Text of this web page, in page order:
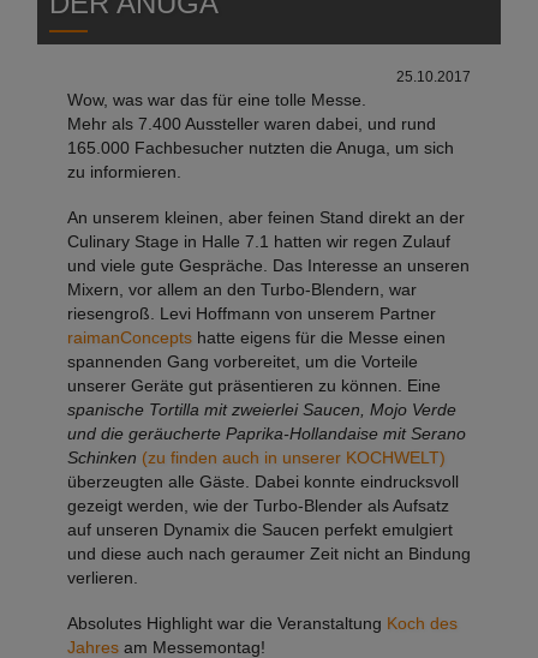
25.10.2017
Wow, was war das für eine tolle Messe.
Mehr als 7.400 Aussteller waren dabei, und rund
165.000 Fachbesucher nutzten die Anuga, um sich
zu informieren.
An unserem kleinen, aber feinen Stand direkt an der
Culinary Stage in Halle 7.1 hatten wir regen Zulauf
und viele gute Gespräche. Das Interesse an unseren
Mixern, vor allem an den Turbo-Blendern, war
riesengroß. Levi Hoffmann von unserem Partner
raimanConceptshatte eigens für die Messe einen
spannenden Gang vorbereitet, um die Vorteile
unserer Geräte gut präsentieren zu können. Eine
spanische Tortilla mit zweierlei Saucen, Mojo Verde
und die geräucherte Paprika-Hollandaise mit Serano
Schinken (zu finden auch in unserer KOCHWELT)
überzeugten alle Gäste. Dabei konnte eindrucksvoll
gezeigt werden, wie der Turbo-Blender als Aufsatz
auf unseren Dynamix die Saucen perfekt emulgiert
und diese auch nach geraumer Zeit nicht an Bindung
verlieren.
Absolutes Highlight war die Veranstaltung Koch des
Jahresam Messemontag!